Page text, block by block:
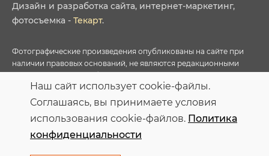
Дизайн и разработка сайта, интернет-маркетинг,
фотосъемка - Текарт.
Фотографические произведения опубликованы на сайте при
наличии правовых оснований, не являются редакционными
условиями приобретенных Лицензий соответствующих
фотобанков.
Персональные данные опубликованы на сайте при наличии
правовых оснований в соответствии с ч.1 ст.6 и ст.10.1 152-ФЗ.
Субъектами установлены запреты на обработку неограниченных
Наш сайт использует cookie-файлы.
Соглашаясь, вы принимаете условия
использования cookie-файлов. Политика
конфиденциальности